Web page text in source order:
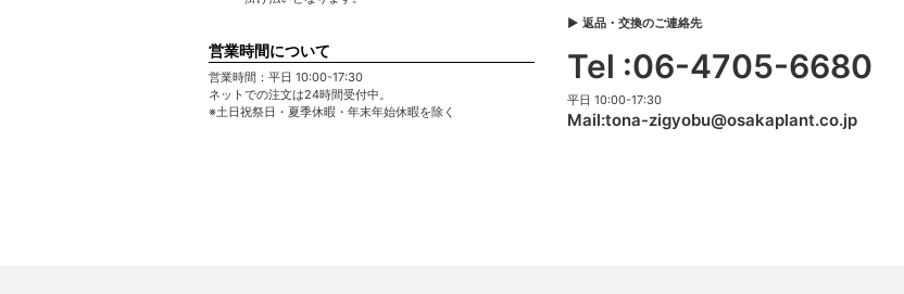
営業時間について
営業時間：平日 10:00-17:30
ネットでの注文は24時間受付中。
※土日祝祭日・夏季休暇・年末年始休暇を除く
▶ 返品・交換のご連絡先
Tel :06-4705-6680
平日 10:00-17:30
Mail:tona-zigyobu@osakaplant.co.jp